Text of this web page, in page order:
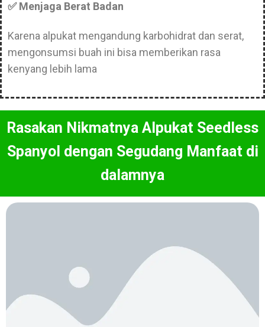
✅ Menjaga Berat Badan
Karena alpukat mengandung karbohidrat dan serat,
mengonsumsi buah ini bisa memberikan rasa
kenyang lebih lama
Rasakan Nikmatnya Alpukat Seedless
Spanyol dengan Segudang Manfaat di
dalamnya